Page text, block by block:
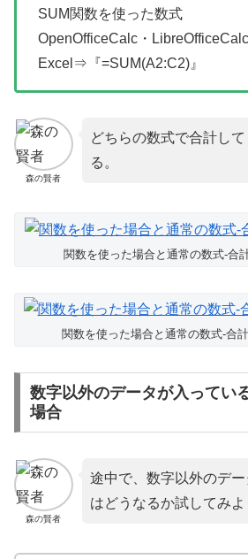
SUM関数を使った数式
OpenOfficeCalc・LibreOfficeCalc
Excel⇒『=SUM(A2:C2)』
森の賢者
どちらの数式で合計し
る。
関数を使った場合と通常の数式-合
関数を使った場合と通常の数式-合
数字以外のデータが入ってい
場合
森の賢者
途中で、数字以外のデ
はどうなるか試してみよ